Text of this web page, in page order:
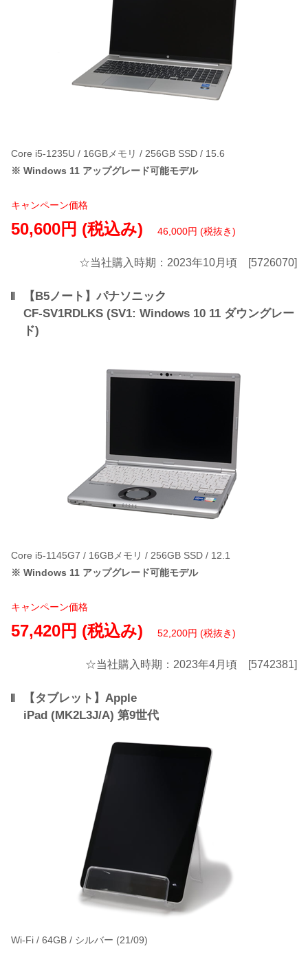
Core i5-1235U / 16GBメモリ / 256GB SSD / 15.6
※ Windows 11 アップグレード可能モデル
キャンペーン価格
50,600円 (税込み) 46,000円 (税抜き)
☆当社購入時期：2023年10月頃 [5726070]
【B5ノート】パナソニック
CF-SV1RDLKS (SV1: Windows 10 11 ダウングレー
ド)
Core i5-1145G7 / 16GBメモリ / 256GB SSD / 12.1
※ Windows 11 アップグレード可能モデル
キャンペーン価格
57,420円 (税込み) 52,200円 (税抜き)
☆当社購入時期：2023年4月頃 [5742381]
【タブレット】Apple
iPad (MK2L3J/A) 第9世代
Wi-Fi / 64GB / シルバー (21/09)